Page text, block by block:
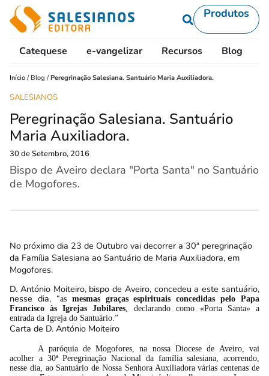
Produtos
Catequese e-vangelizar Recursos Blog
Início / Blog /Peregrinação Salesiana. Santuário Maria Auxiliadora.
SALESIANOS
Peregrinação Salesiana. Santuário
Maria Auxiliadora.
30 de Setembro, 2016
Bispo de Aveiro declara "Porta Santa" no Santuário
de Mogofores.
No próximo dia 23 de Outubro vai decorrer a 30ª peregrinação
da Família Salesiana ao Santuário de Maria Auxiliadora, em
Mogofores.
D. António Moiteiro, bispo de Aveiro, concedeu a este santuário,
nesse dia, “as mesmas graças espirituais concedidas pelo Papa
Francisco às Igrejas Jubilares , declarando como «Porta Santa» a
entrada da Igreja do Santuário.”
Carta de D. António Moiteiro
A paróquia de Mogofores, na nossa Diocese de Aveiro, vai
acolher a 30ª Peregrinação Nacional da família salesiana, acorrendo,
nesse dia, ao Santuário de Nossa Senhora Auxiliadora várias centenas de